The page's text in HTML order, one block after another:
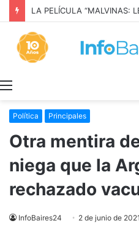
Política Principales
Otra mentira
niega que la
rechazado
InfoBaires24 2 de junio de 2021